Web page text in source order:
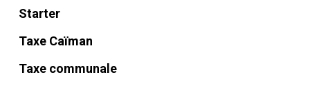
Starter
Taxe Caïman
Taxe communale